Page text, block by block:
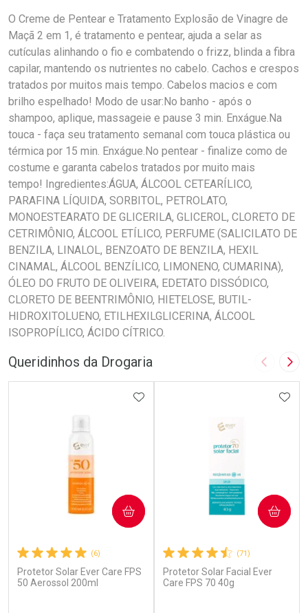
O Creme de Pentear e Tratamento Explosão de Vinagre de
Maçã 2 em 1, é tratamento e pentear, ajuda a selar as
cutículas alinhando o fio e combatendo o frizz, blinda a fibra
capilar, mantendo os nutrientes no cabelo. Cachos e crespos
tratados por muitos mais tempo. Cabelos macios e com
brilho espelhado! Modo de usar:No banho - após o
shampoo, aplique, massageie e pause 3 min. Enxágue.Na
touca - faça seu tratamento semanal com touca plástica ou
térmica por 15 min. Enxágue.No pentear - finalize como de
costume e garanta cabelos tratados por muito mais
tempo! Ingredientes:ÁGUA, ÁLCOOL CETEARÍLICO,
PARAFINA LÍQUIDA, SORBITOL, PETROLATO,
MONOESTEARATO DE GLICERILA, GLICEROL, CLORETO DE
CETRIMÔNIO, ÁLCOOL ETÍLICO, PERFUME (SALICILATO DE
BENZILA, LINALOL, BENZOATO DE BENZILA, HEXIL
CINAMAL, ÁLCOOL BENZÍLICO, LIMONENO, CUMARINA),
ÓLEO DO FRUTO DE OLIVEIRA, EDETATO DISSÓDICO,
CLORETO DE BEENTRIMÔNIO, HIETELOSE, BUTIL-
HIDROXITOLUENO, ETILHEXILGLICERINA, ÁLCOOL
ISOPROPÍLICO, ÁCIDO CÍTRICO.
Queridinhos da Drogaria Imagem
(6)
Protetor Solar Ever Care FPS
50 Aerossol 200ml
ADICIONAR AOS FAVORITOS
COMPRAR
(71)
Protetor Solar Facial Ever
Care FPS 70 40g
COMPRAR